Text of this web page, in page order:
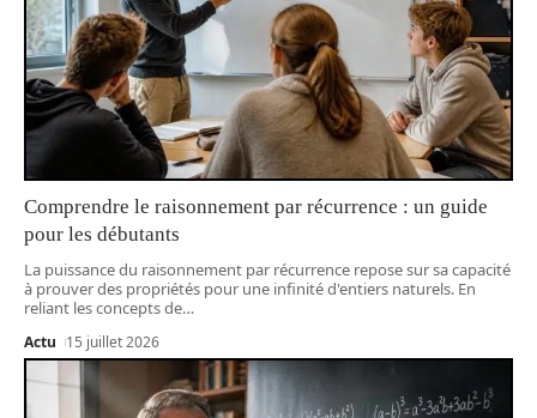
Comprendre le raisonnement par récurrence : un guide
pour les débutants
La puissance du raisonnement par récurrence repose sur sa capacité
à prouver des propriétés pour une infinité d'entiers naturels. En
reliant les concepts de…
Actu 15 juillet 2026